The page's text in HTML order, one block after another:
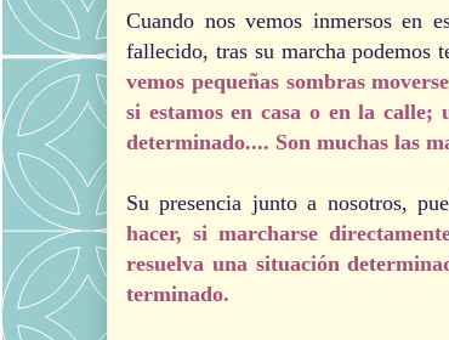
Cuando nos vemos inmersos en
fallecido, tras su marcha podemos
vemos pequeñas sombras
si estamos en casa o en la calle;
determinado.... Son muchas las
Su presencia junto a nosotros,
hacer, si marcharse
resuelva una situación
terminado.